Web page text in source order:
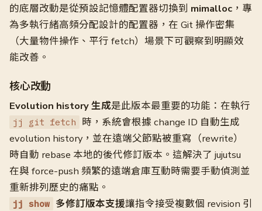
的底層改動是從預設記憶體配置器切換到 mimalloc ，專
為多執行緒高頻分配設計的配置器，在 Git 操作密集
（大量物件操作、平行 fetch）場景下可觀察到明顯效
能改善。
核心改動
Evolution history 生成是此版本最重要的功能：在執行
jj git fetch
時，系統會根據 change ID 自動生成
evolution history，並在遠端父節點被重寫（rewrite）
時自動 rebase 本地的後代修訂版本。這解決了 jujutsu
在與 force-push 頻繁的遠端倉庫互動時需要手動偵測並
重新排列歷史的痛點。
jj show 多修訂版本支援讓指令接受複數個 revision 引